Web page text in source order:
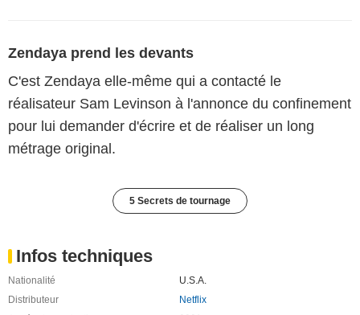
Zendaya prend les devants
C'est Zendaya elle-même qui a contacté le
réalisateur Sam Levinson à l'annonce du confinement
pour lui demander d'écrire et de réaliser un long
métrage original.
5 Secrets de tournage
Infos techniques
Nationalité
U.S.A.
Distributeur
Netflix